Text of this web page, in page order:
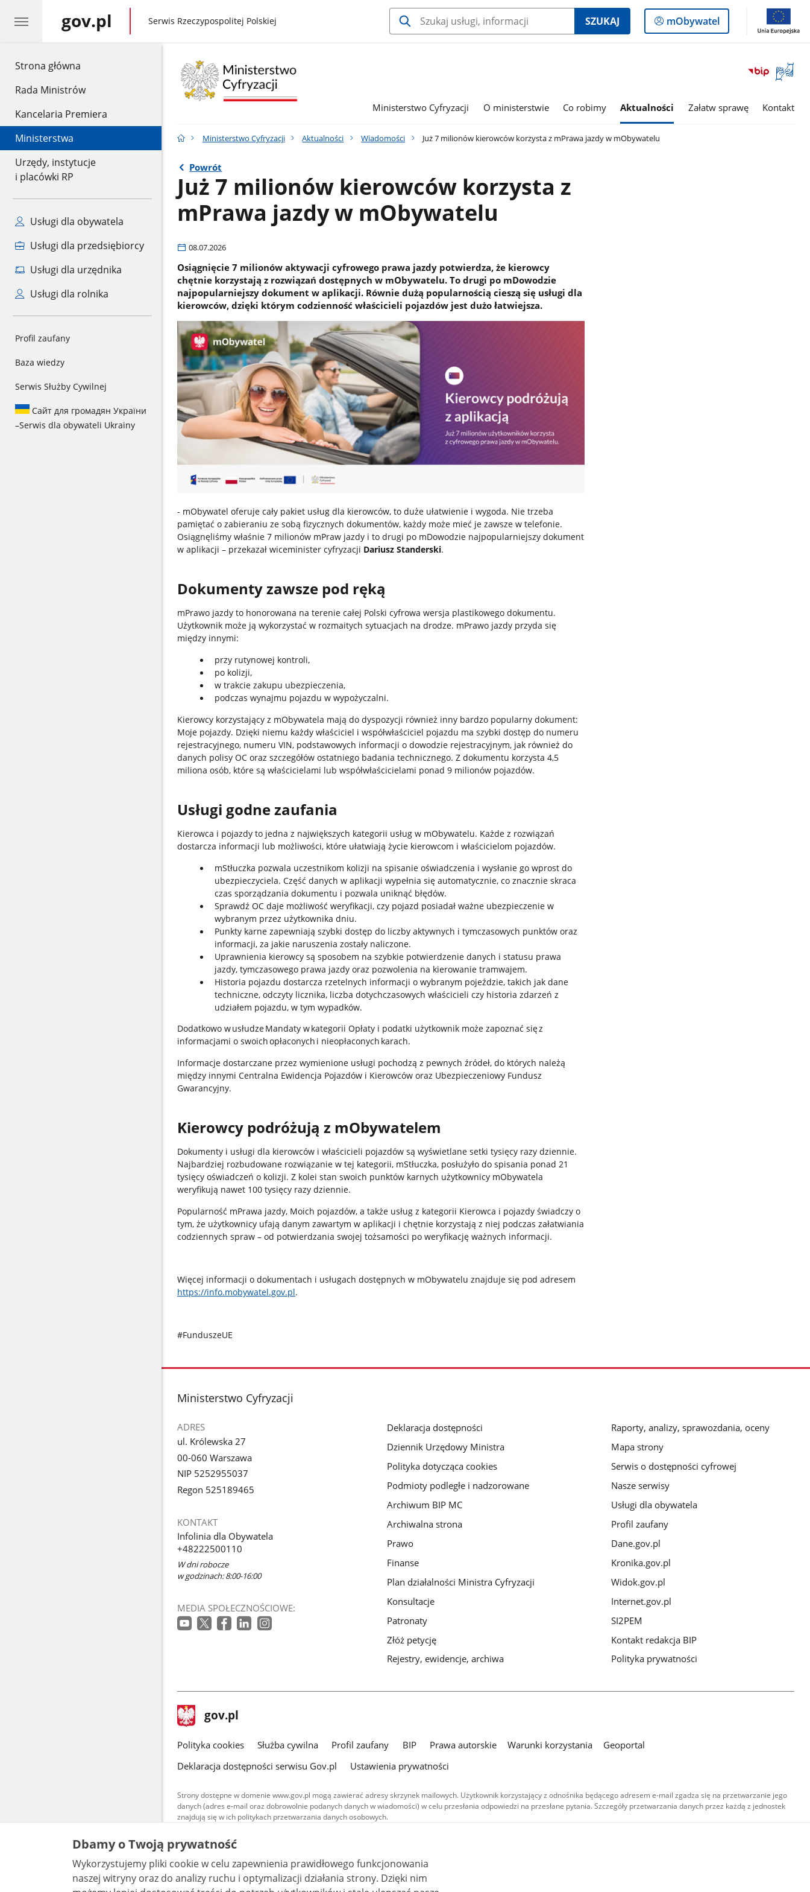
Strona główna
Rada Ministrów
Kancelaria Premiera
Ministerstwa
Urzędy, instytucje
i placówki RP
Usługi dla obywatela
Usługi dla przedsiębiorcy
Usługi dla urzędnika
Usługi dla rolnika
Profil zaufany
Baza wiedzy
Serwis Służby Cywilnej
Сайт для громадян України
–Serwis dla obywateli Ukrainy
gov.pl gov.pl
Serwis Rzeczypospolitej Polskiej SZUKAJ
Logowanie
do
mObywatel
Otwórz
okno
Ministerstwo Cyfryzacji O ministerstwie Co robimy Aktualności Załatw sprawę Kontakt
Ministerstwo Cyfryzacji Aktualności Wiadomości Już 7 milionów kierowców korzysta z mPrawa jazdy w mObywatelu
Powrót
Już 7 milionów kierowców korzysta z
mPrawa jazdy w mObywatelu
08.07.2026
Osiągnięcie 7 milionów aktywacji cyfrowego prawa jazdy potwierdza, że kierowcy
chętnie korzystają z rozwiązań dostępnych w mObywatelu. To drugi po mDowodzie
najpopularniejszy dokument w aplikacji. Równie dużą popularnością cieszą się usługi dla
kierowców, dzięki którym codzienność właścicieli pojazdów jest dużo łatwiejsza.
- mObywatel oferuje cały pakiet usług dla kierowców, to duże ułatwienie i wygoda. Nie trzeba
pamiętać o zabieraniu ze sobą fizycznych dokumentów, każdy może mieć je zawsze w telefonie.
Osiągnęliśmy właśnie 7 milionów mPraw jazdy i to drugi po mDowodzie najpopularniejszy dokument
w aplikacji – przekazał wiceminister cyfryzacji Dariusz Standerski.
Dokumenty zawsze pod ręką
mPrawo jazdy to honorowana na terenie całej Polski cyfrowa wersja plastikowego dokumentu.
Użytkownik może ją wykorzystać w rozmaitych sytuacjach na drodze. mPrawo jazdy przyda się
między innymi:
przy rutynowej kontroli,
po kolizji,
w trakcie zakupu ubezpieczenia,
podczas wynajmu pojazdu w wypożyczalni.
Kierowcy korzystający z mObywatela mają do dyspozycji również inny bardzo popularny dokument:
Moje pojazdy. Dzięki niemu każdy właściciel i współwłaściciel pojazdu ma szybki dostęp do numeru
rejestracyjnego, numeru VIN, podstawowych informacji o dowodzie rejestracyjnym, jak również do
danych polisy OC oraz szczegółów ostatniego badania technicznego. Z dokumentu korzysta 4,5
miliona osób, które są właścicielami lub współwłaścicielami ponad 9 milionów pojazdów.
Usługi godne zaufania
Kierowca i pojazdy to jedna z największych kategorii usług w mObywatelu. Każde z rozwiązań
dostarcza informacji lub możliwości, które ułatwiają życie kierowcom i właścicielom pojazdów.
mStłuczka pozwala uczestnikom kolizji na spisanie oświadczenia i wysłanie go wprost do
ubezpieczyciela. Część danych w aplikacji wypełnia się automatycznie, co znacznie skraca
czas sporządzania dokumentu i pozwala uniknąć błędów.
Sprawdź OC daje możliwość weryfikacji, czy pojazd posiadał ważne ubezpieczenie w
wybranym przez użytkownika dniu.
Punkty karne zapewniają szybki dostęp do liczby aktywnych i tymczasowych punktów oraz
informacji, za jakie naruszenia zostały naliczone.
Uprawnienia kierowcy są sposobem na szybkie potwierdzenie danych i statusu prawa
jazdy, tymczasowego prawa jazdy oraz pozwolenia na kierowanie tramwajem.
Historia pojazdu dostarcza rzetelnych informacji o wybranym pojeździe, takich jak dane
techniczne, odczyty licznika, liczba dotychczasowych właścicieli czy historia zdarzeń z
udziałem pojazdu, w tym wypadków.
Dodatkowo w usłudze Mandaty w kategorii Opłaty i podatki użytkownik może zapoznać się z
informacjami o swoich opłaconych i nieopłaconych karach.
Informacje dostarczane przez wymienione usługi pochodzą z pewnych źródeł, do których należą
między innymi Centralna Ewidencja Pojazdów i Kierowców oraz Ubezpieczeniowy Fundusz
Gwarancyjny.
Kierowcy podróżują z mObywatelem
Dokumenty i usługi dla kierowców i właścicieli pojazdów są wyświetlane setki tysięcy razy dziennie.
Najbardziej rozbudowane rozwiązanie w tej kategorii, mStłuczka, posłużyło do spisania ponad 21
tysięcy oświadczeń o kolizji. Z kolei stan swoich punktów karnych użytkownicy mObywatela
weryfikują nawet 100 tysięcy razy dziennie.
Popularność mPrawa jazdy, Moich pojazdów, a także usług z kategorii Kierowca i pojazdy świadczy o
tym, że użytkownicy ufają danym zawartym w aplikacji i chętnie korzystają z niej podczas załatwiania
codziennych spraw – od potwierdzania swojej tożsamości po weryfikację ważnych informacji.
Więcej informacji o dokumentach i usługach dostępnych w mObywatelu znajduje się pod adresem
https://info.mobywatel.gov.pl.
#FunduszeUE
stopka
Ministerstwo Cyfryzacji
ADRES
ul. Królewska 27
00-060 Warszawa
NIP 5252955037
Regon 525189465
KONTAKT
Infolinia dla Obywatela
+48222500110
W dni robocze
w godzinach: 8:00-16:00
MEDIA SPOŁECZNOŚCIOWE:
Deklaracja dostępności
Dziennik Urzędowy Ministra
Polityka dotycząca cookies
Podmioty podległe i nadzorowane
Archiwum BIP MC
Archiwalna strona
Prawo
Finanse
Plan działalności Ministra Cyfryzacji
Konsultacje
Patronaty
Złóż petycję
Rejestry, ewidencje, archiwa
Raporty, analizy, sprawozdania, oceny
Mapa strony
Serwis o dostępności cyfrowej
Nasze serwisy
Usługi dla obywatela
Profil zaufany
Dane.gov.pl
Kronika.gov.pl
Widok.gov.pl
Internet.gov.pl
SI2PEM
Kontakt redakcja BIP
Polityka prywatności
stopka
gov.pl Strona
gov.pl
gov.pl
Polityka cookies Służba cywilna Profil zaufany BIP Prawa autorskie Warunki korzystania
Geoportal
Deklaracja dostępności serwisu Gov.pl
Ustawienia prywatności
Strony dostępne w domenie www.gov.pl mogą zawierać adresy skrzynek mailowych. Użytkownik korzystający z odnośnika będącego adresem e-mail zgadza się na przetwarzanie jego
danych (adres e-mail oraz dobrowolnie podanych danych w wiadomości) w celu przesłania odpowiedzi na przesłane pytania. Szczegóły przetwarzania danych przez każdą z jednostek
znajdują się w ich politykach przetwarzania danych osobowych.
Treści tekstowe publikowane w serwisie (z wyłączeniem treści audiowizualnych), są
udostępniane na licencji typu Creative Commons: uznanie autorstwa - na tych samych
warunkach 4.0 (CC BY-SA 4.0). Materiały audiowizualne, w tym zdjęcia, materiały audio i wideo,
są udostępniane na licencji typu Creative Commons: uznanie autorstwa użycie niekomercyjne -
bez utworów zależnych 4.0 (CC BY-NC-ND 4.0), o ile nie jest to stwierdzone inaczej.
Dbamy o Twoją prywatność
Wykorzystujemy pliki cookie w celu zapewnienia prawidłowego funkcjonowania
naszej witryny oraz do analizy ruchu i optymalizacji działania strony. Dzięki nim